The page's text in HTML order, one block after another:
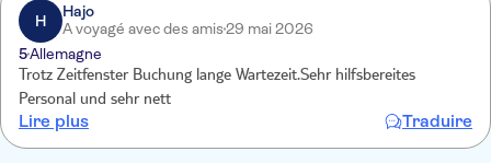
H
Hajo
A voyagé avec des amis29 mai 2026
5Allemagne
Trotz Zeitfenster Buchung lange Wartezeit.Sehr hilfsbereites
Personal und sehr nett
Lire plus Traduire